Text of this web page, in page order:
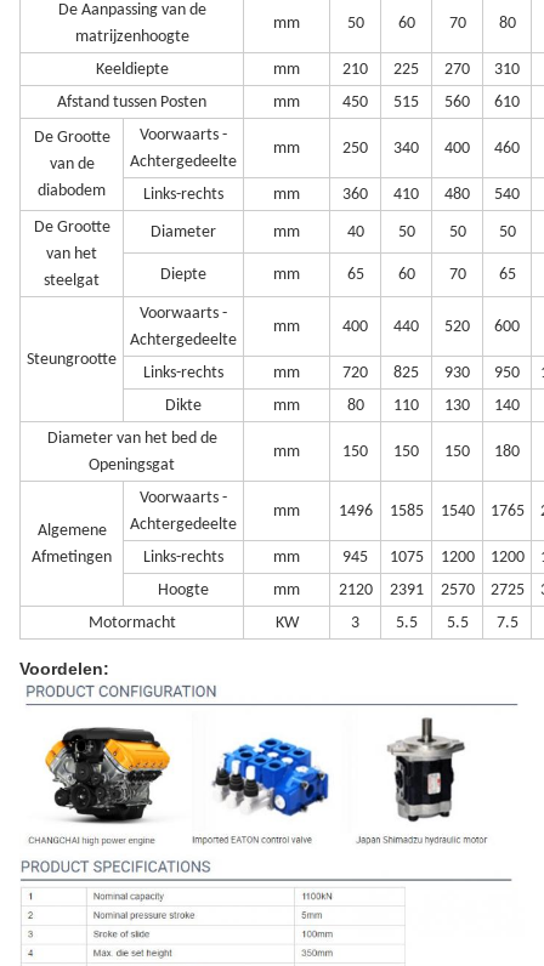
De Aanpassing van de
matrijzenhoogte
mm 50 60 70 80
Keeldiepte mm 210 225 270
310
Afstand tussen Posten
mm 450 515 560
610
De Grootte
van de
diabodem
Voorwaarts -
Achtergedeelte
mm 250 340 400 460
Links-rechts mm 360 410 480
540
De Grootte
van het
steelgat
Diameter mm 40 50 50 50
Diepte mm 65 60 70 65
Steungrootte
Voorwaarts -
Achtergedeelte
mm 400 440 520 600
Links-rechts mm 720 825 930 950
Dikte
mm 80 110 130
140
Diameter van het bed de
Openingsgat
mm 150 150 150 180
Algemene
Afmetingen
Voorwaarts -
Achtergedeelte
mm 1496 1585 1540 1765
Links-rechts mm 945 1075 1200 1200
Hoogte
mm 2120 2391 2570 2725
Motormacht
KW 3 5.5 5.5 7.5
Voordelen: